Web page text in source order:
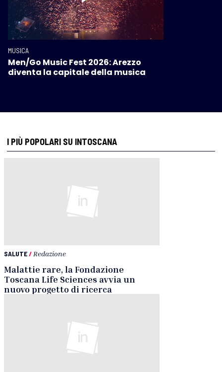
MUSICA
Men/Go Music Fest 2026: Arezzo
diventa la capitale della musica
I PIÙ POPOLARI SU INTOSCANA
SALUTE/Redazione
Malattie rare, la Fondazione
Toscana Life Sciences avvia un
nuovo progetto di ricerca